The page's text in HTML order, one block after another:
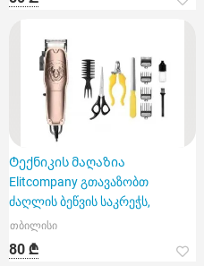
Ტექნიკის მაღაზია
Elitcompany გთავაზობთ
ძაღლის ბეწვის საკრეჭს,
თბილისი
80 ₾